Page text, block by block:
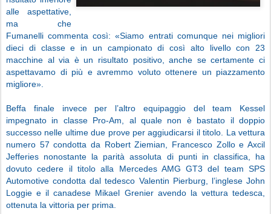
alle aspettative,
ma che
Fumanelli commenta così: «Siamo entrati comunque nei migliori
dieci di classe e in un campionato di così alto livello con 23
macchine al via è un risultato positivo, anche se certamente ci
aspettavamo di più e avremmo voluto ottenere un piazzamento
migliore».
Beffa finale invece per l’altro equipaggio del team Kessel
impegnato in classe Pro-Am, al quale non è bastato il doppio
successo nelle ultime due prove per aggiudicarsi il titolo. La vettura
numero 57 condotta da Robert Ziemian, Francesco Zollo e Axcil
Jefferies nonostante la parità assoluta di punti in classifica, ha
dovuto cedere il titolo alla Mercedes AMG GT3 del team SPS
Automotive condotta dal tedesco Valentin Pierburg, l’inglese John
Loggie e il canadese Mikael Grenier avendo la vettura tedesca,
ottenuta la vittoria per prima.